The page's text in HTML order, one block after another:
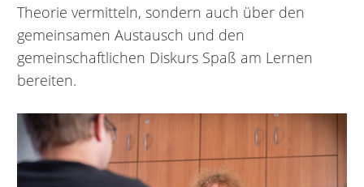
Theorie vermitteln, sondern auch über den
gemeinsamen Austausch und den
gemeinschaftlichen Diskurs Spaß am Lernen
bereiten.